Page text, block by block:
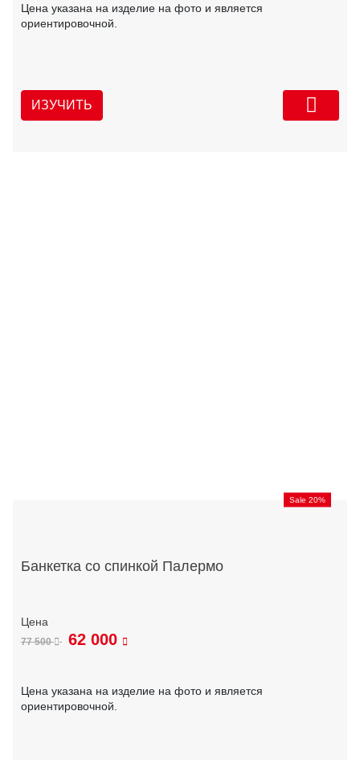
Цена указана на изделие на фото и является
ориентировочной.
ИЗУЧИТЬ
Sale 20%
Банкетка со спинкой Палермо
77 500 62 000
Цена указана на изделие на фото и является
ориентировочной.